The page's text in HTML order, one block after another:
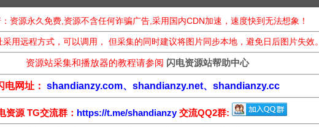
资源永久免费,资源不含任何诈骗广告,采用国内CDN加速，速度快到无法想象！
用远程方式，可以调用， 但采集的同时建议将图片同步本地，避免日后图片失效。
资源站采集和播放器的教程请参阅 闪电资源站帮助中心
电网址： shandianzy.com、shandianzy.net、shandianzy.cc
资源 TG交流群： https://t.me/shandianzy交流QQ2群: